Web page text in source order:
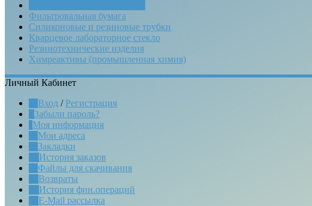
Фильтровальная бумага
Силиконовые и резиновые трубки
Кварцевое лабораторное стекло
Резинотехнические изделия
Химреактивы (промышленная химия)
Личный Кабинет
Вход / Регистрация
Забыли пароль?
Моя информация
Мои адреса
Закладки
История заказов
Файлы для скачивания
Возвраты
История фин.операций
E-Mail рассылка